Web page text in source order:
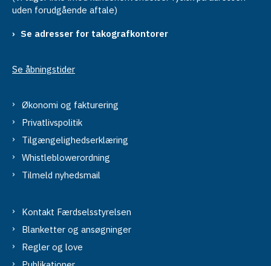
uden forudgående aftale)
Se adresser for takografkontorer
Se åbningstider
Økonomi og fakturering
Privatlivspolitik
Tilgængelighedserklæring
Whistleblowerordning
Tilmeld nyhedsmail
Kontakt Færdselsstyrelsen
Blanketter og ansøgninger
Regler og love